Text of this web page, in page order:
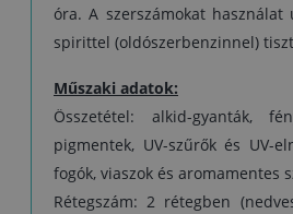
óra. A szerszámokat
spirittel (oldószerbenzinnel)
Műszaki adatok:
Összetétel: alkid-gyanták,
pigmentek, UV-szűrők és UV-
fogók, viaszok és aromamentes
Rétegszám: 2 rétegben